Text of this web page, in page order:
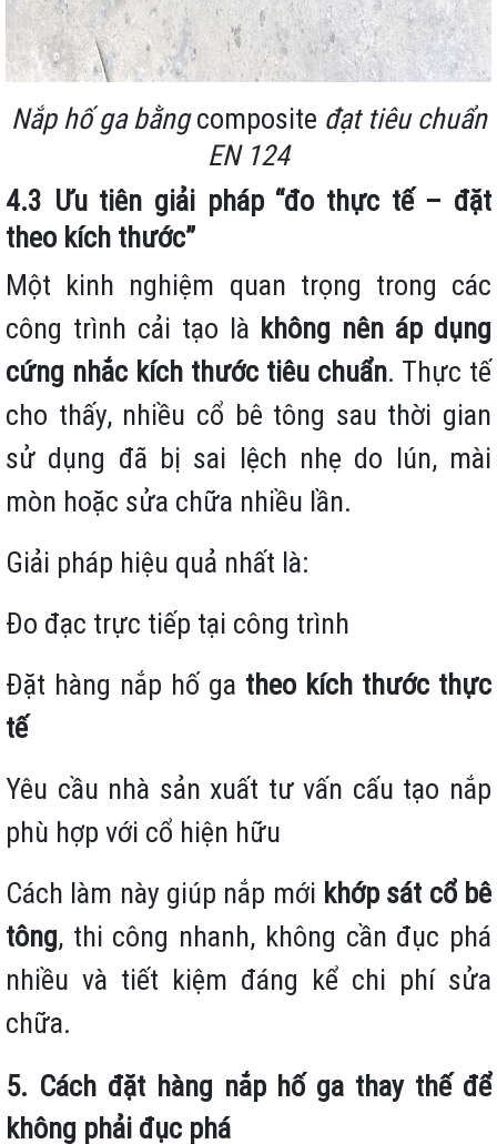
Nắp hố ga bằngcomposite đạt tiêu chuẩn
EN 124
4.3 Ưu tiên giải pháp “đo thực tế – đặt
theo kích thước”
Một kinh nghiệm quan trọng trong các
công trình cải tạo là không nên áp dụng
cứng nhắc kích thước tiêu chuẩn. Thực tế
cho thấy, nhiều cổ bê tông sau thời gian
sử dụng đã bị sai lệch nhẹ do lún, mài
mòn hoặc sửa chữa nhiều lần.
Giải pháp hiệu quả nhất là:
Đo đạc trực tiếp tại công trình
Đặt hàng nắp hố ga theo kích thước thực
tế
Yêu cầu nhà sản xuất tư vấn cấu tạo nắp
phù hợp với cổ hiện hữu
Cách làm này giúp nắp mới khớp sát cổ bê
tông, thi công nhanh, không cần đục phá
nhiều và tiết kiệm đáng kể chi phí sửa
chữa.
5. Cách đặt hàng nắp hố ga thay thế để
không phải đục phá